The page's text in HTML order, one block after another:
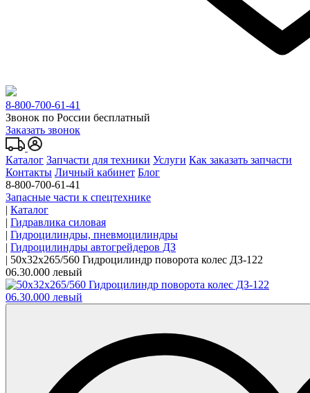
8-800-700-61-41
Звонок по России бесплатный
Заказать звонок
Каталог Запчасти для техники Услуги Как заказать запчасти
Контакты Личный кабинет Блог
8-800-700-61-41
Запасные части к спецтехнике
| Каталог
| Гидравлика силовая
| Гидроцилиндры, пневмоцилиндры
| Гидроцилиндры автогрейдеров ДЗ
| 50x32x265/560 Гидроцилиндр поворота колес ДЗ-122
06.30.000 левый